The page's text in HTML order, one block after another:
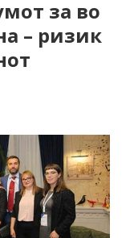
за во
– ризик